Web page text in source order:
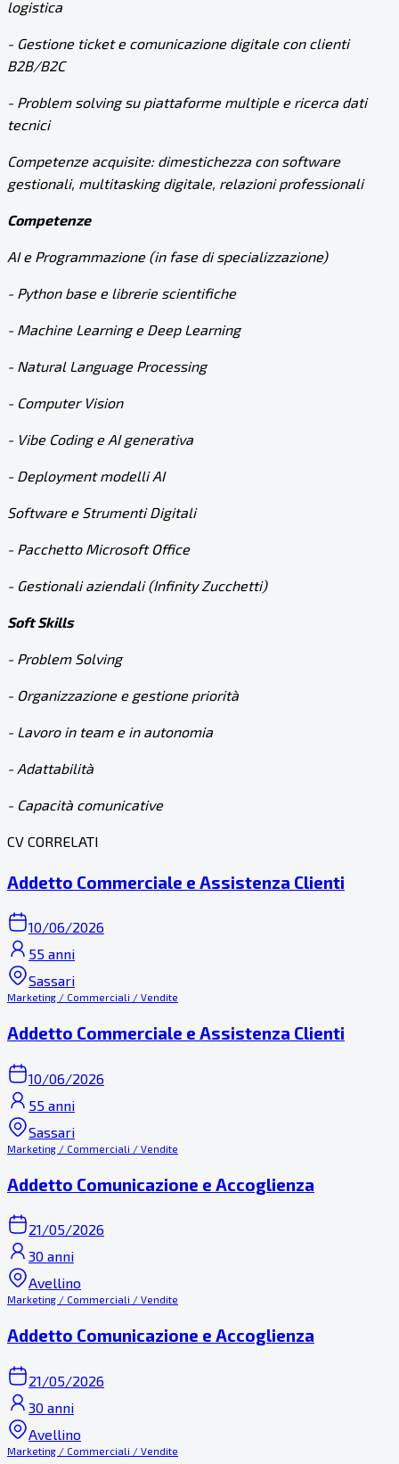
logistica
- Gestione ticket e comunicazione digitale con clienti
B2B/B2C
- Problem solving su piattaforme multiple e ricerca dati
tecnici
Competenze acquisite: dimestichezza con software
gestionali, multitasking digitale, relazioni professionali
Competenze
AI e Programmazione (in fase di specializzazione)
- Python base e librerie scientifiche
- Machine Learning e Deep Learning
- Natural Language Processing
- Computer Vision
- Vibe Coding e AI generativa
- Deployment modelli AI
Software e Strumenti Digitali
- Pacchetto Microsoft Office
- Gestionali aziendali (Infinity Zucchetti)
Soft Skills
- Problem Solving
- Organizzazione e gestione priorità
- Lavoro in team e in autonomia
- Adattabilità
- Capacità comunicative
CV CORRELATI
Addetto Commerciale e Assistenza Clienti
10/06/2026
55 anni
Sassari
Marketing / Commerciali / Vendite
Addetto Commerciale e Assistenza Clienti
10/06/2026
55 anni
Sassari
Marketing / Commerciali / Vendite
Addetto Comunicazione e Accoglienza
21/05/2026
30 anni
Avellino
Marketing / Commerciali / Vendite
Addetto Comunicazione e Accoglienza
21/05/2026
30 anni
Avellino
Marketing / Commerciali / Vendite